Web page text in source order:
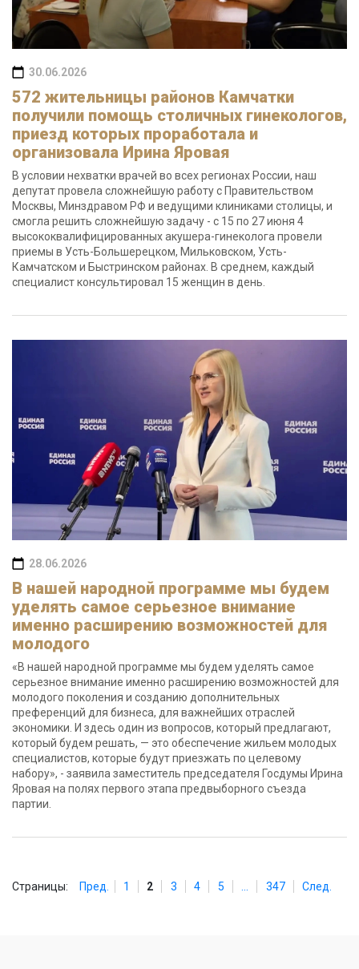
30.06.2026
572 жительницы районов Камчатки
получили помощь столичных гинекологов,
приезд которых проработала и
организовала Ирина Яровая
В условии нехватки врачей во всех регионах России, наш
депутат провела сложнейшую работу с Правительством
Москвы, Минздравом РФ и ведущими клиниками столицы, и
смогла решить сложнейшую задачу - с 15 по 27 июня 4
высококвалифицированных акушера-гинеколога провели
приемы в Усть-Большерецком, Мильковском, Усть-
Камчатском и Быстринском районах. В среднем, каждый
специалист консультировал 15 женщин в день.
28.06.2026
В нашей народной программе мы будем
уделять самое серьезное внимание
именно расширению возможностей для
молодого
«В нашей народной программе мы будем уделять самое
серьезное внимание именно расширению возможностей для
молодого поколения и созданию дополнительных
преференций для бизнеса, для важнейших отраслей
экономики. И здесь один из вопросов, который предлагают,
который будем решать, — это обеспечение жильем молодых
специалистов, которые будут приезжать по целевому
набору», - заявила заместитель председателя Госдумы Ирина
Яровая на полях первого этапа предвыборного съезда
партии.
Страницы: Пред. 1 2 3 4 5 347 След.